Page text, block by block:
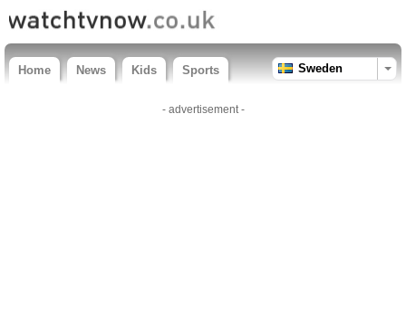
Home News Kids Sports Sweden
- advertisement -